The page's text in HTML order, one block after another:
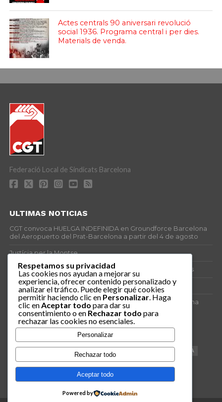
Actes centrals 90 aniversari revolució
social 1936. Programa central i per dies.
Materials de venda.
Federació Local de Sindicats Barcelona
ULTIMAS NOTICIAS
CGT convoca HUELGA INDEFINIDA en Groundforce Barcelona
del Aeropuerto del Prat-Barcelona a partir del 4 de agosto
Justícia per la Montse
25J – Día Mundial para la Prevención de los Ahogamientos
ERE encubierto en H&M Concentrix
Actes centrals 90 aniversari revolució social 1936. Programa
central i per dies. Materials de venda.
VAGA TELEMARKETING NETEJA
CONFERENCIA
DOCUMENTAL
SANITAT CATSALUT 061 ANTI-MWC
Respetamos su privacidad
Las cookies nos ayudan a mejorar su
experiencia, ofrecer contenido personalizado y
analizar el tráfico. Puede elegir qué cookies
permitir haciendo clic en Personalizar . Haga
clic en Aceptar todo para dar su
consentimiento o en Rechazar todo para
rechazar las cookies no esenciales.
Personalizar
Rechazar todo
Aceptar todo
Powered by